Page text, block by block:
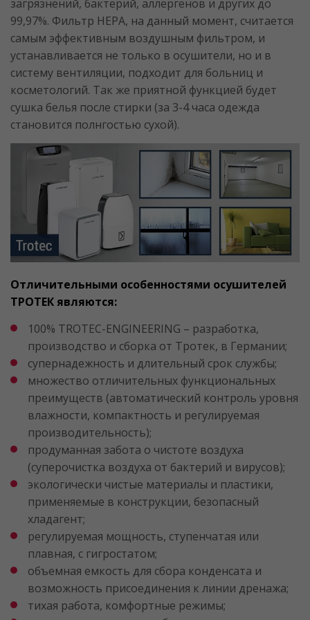
загрязнений, бактерий, аллергенов и других до
99,97%. Фильтр HEPA, на данный момент, считается
самым эффективным воздушным фильтром, и
устанавливается не только в осушители, но и в
систему вентиляции, подходит для больниц и
косметологий. Так же приятной функцией будет
сушка белья после стирки (за 3-4 часа одежда
становится полнгостью сухой).
Отличительными особенностями осушителей
ТРОТЕК являются:
100% TROTEC-ENGINEERING – разработка,
производство и сборка от Тротек, в Германии;
супернадежность и длительный срок службы;
множество отличительных функциональных
преимуществ (автоматический контроль уровня
влажности, компактность и регулируемая
производительность);
продуманная забота о чистоте воздуха
(суперочистка воздуха от бактерий и вирусов);
экологически чистые материалы и пластики,
применяемые в конструкции, безопасный
хладагент;
регулируемая мощность, ступенчатая или
плавная, с гигростатом;
объемная емкость для сбора конденсата и
возможность присоединения к линии дренажа;
тихая работа, комфортные режимы;